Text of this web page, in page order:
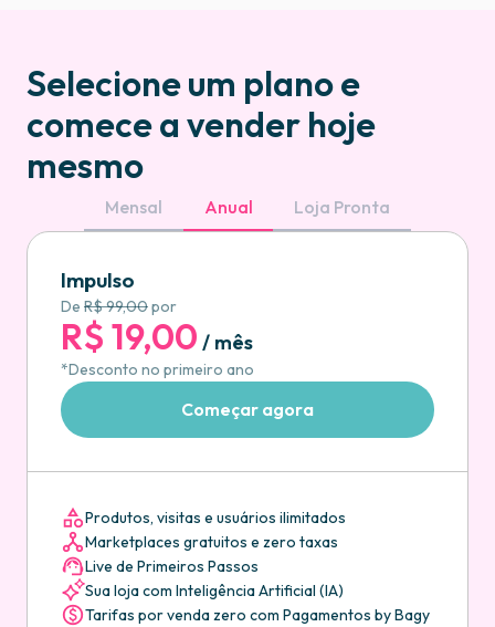
Selecione um plano e
comece a vender hoje
mesmo
Mensal Anual Loja Pronta
Impulso
De R$ 99,00por
R$ 19,00 / mês
*Desconto no primeiro ano
Começar agora
Produtos, visitas e usuários ilimitados
Marketplaces gratuitos e zero taxas
Live de Primeiros Passos
Sua loja com Inteligência Artificial (IA)
Tarifas por venda zero com Pagamentos by Bagy